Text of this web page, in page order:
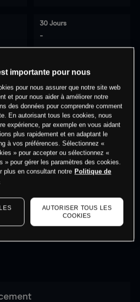
30 Jours
-
ont une position à
à trader
du marché.Log into see latest
market data
importante pour nous
pour nous assurer que notre site web
et pour nous aider à améliorer notre
des données pour comprendre comment
En autorisant tous les cookies, nous
expérience, par exemple en vous aidant
plus rapidement et en adaptant le
à vos préférences. Sélectionnez «
» pour accepter ou sélectionnez «
» pour gérer les paramètres des cookies.
plus en consultant notre Politique de
AUTORISER TOUS LES
COOKIES